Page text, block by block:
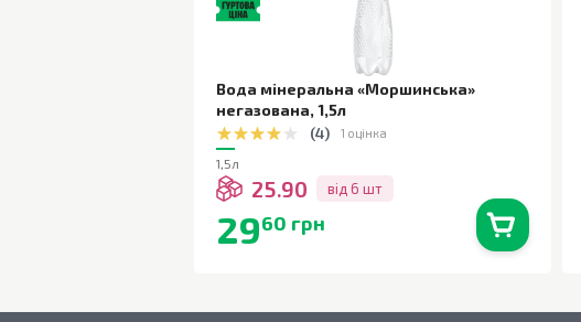
Вода мінеральна «Моршинська»
негазована, 1,5л
(4) 1 оцінка
1,5л
25.90 від 6 шт
2960 грн